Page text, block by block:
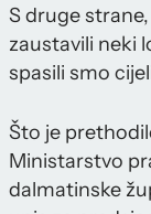
S druge
zaustavili neki
spasili smo
Što je
Ministarstvo
dalmatinske